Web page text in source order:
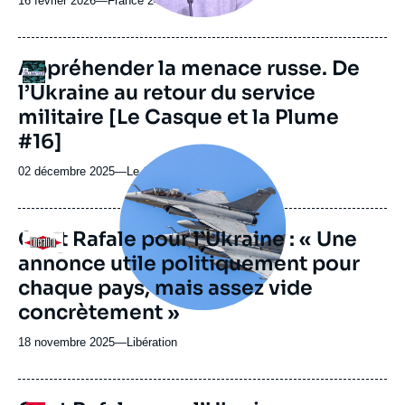
journal,
ou
émission
Logo
URL
de
Spotify
Appréhender la menace russe. De
l’Ukraine au retour du service
militaire [Le Casque et la Plume
#16]
02 décembre 2025—Nom
du
journal,
ou
émission
Le Collimateur
Logo
principale
médiatique
Cent Rafale pour l’Ukraine : « Une
annonce utile politiquement pour
chaque pays, mais assez vide
concrètement »
18 novembre 2025—Nom
journal,
Libération